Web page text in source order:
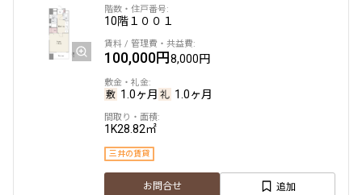
新築
10年以内
10階１００１
100,000円8,000円
1.0ヶ月 1.0ヶ月
1K28.82㎡
三井の賃貸
お問合せ 追加